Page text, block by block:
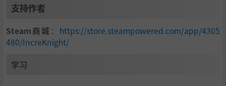
支持作者
Steam商城 ： https://store.steampowered.com/app/4305
480/IncreKnight/
学习